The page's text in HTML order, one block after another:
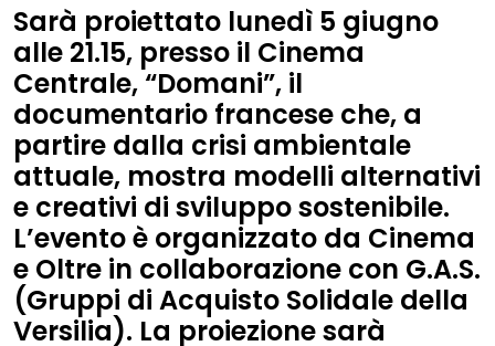
Sarà proiettato lunedì 5 giugno
alle 21.15, presso il Cinema
Centrale, “Domani”, il
documentario francese che, a
partire dalla crisi ambientale
attuale, mostra modelli alternativi
e creativi di sviluppo sostenibile.
L’evento è organizzato da Cinema
e Oltre in collaborazione con G.A.S.
(Gruppi di Acquisto Solidale della
Versilia). La proiezione sarà